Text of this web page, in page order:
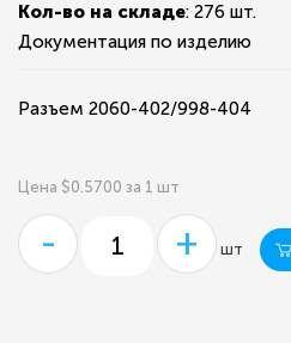
Кол-во на складе: 276 шт.
Документация по изделию
Разъем 2060-402/998-404
Цена $0.5700 за 1 шт
- + шт